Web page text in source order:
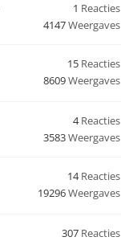
1 Reacties
4147Weergaves
15 Reacties
8609Weergaves
4Reacties
3583Weergaves
14Reacties
19296Weergaves
307 Reacties